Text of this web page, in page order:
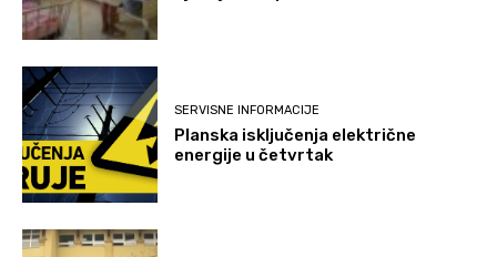
SERVISNE INFORMACIJE
Planska isključenja električne
energije u četvrtak